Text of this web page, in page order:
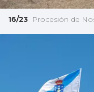
16/23 Procesión de